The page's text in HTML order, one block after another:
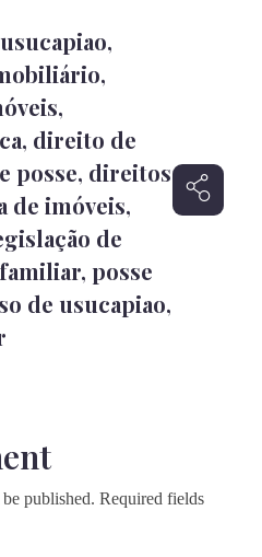
,
,
,
, direito de
posse, direitos
de imóveis,
de
, posse
de usucapiao,
published. Required fields